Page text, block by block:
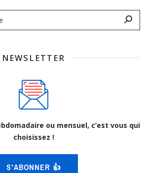
NEWSLETTER
ou mensuel, c’est vous qui
choisissez !
S'ABONNER 👍